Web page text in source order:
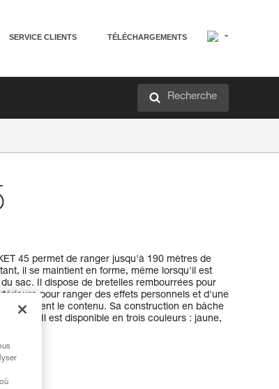
SERVICE CLIENTS TÉLÉCHARGEMENTS
Recherche
45 permet de ranger jusqu'à 190 mètres de
il se maintient en forme, même lorsqu'il est
sac. Il dispose de bretelles rembourrées pour
pour ranger des effets personnels et d'une
rapidement le contenu. Sa construction en bâche
Il est disponible en trois couleurs : jaune,